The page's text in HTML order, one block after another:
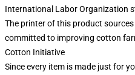
International Labor Organization
The printer of this product
committed to improving cotton
Cotton Initiative
Since every item is made just for